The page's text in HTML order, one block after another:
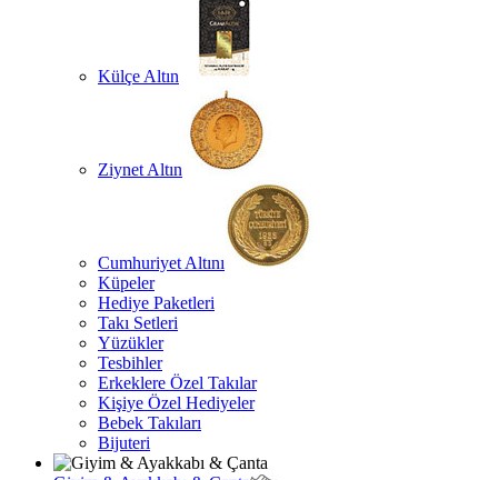
Külçe Altın
Ziynet Altın
Cumhuriyet Altını
Küpeler
Hediye Paketleri
Takı Setleri
Yüzükler
Tesbihler
Erkeklere Özel Takılar
Kişiye Özel Hediyeler
Bebek Takıları
Bijuteri